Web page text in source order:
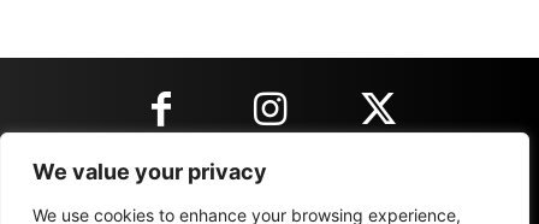
We value your privacy
We use cookies to enhance your browsing experience,
KONTAKT INFORMACIJE